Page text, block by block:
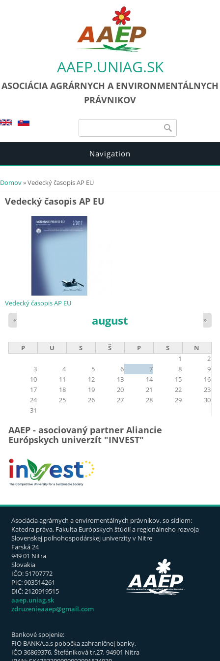
AAEP.UNIAG.SK
ASOCIÁCIA AGRÁRNYCH A ENVIRONMENTÁLNYCH
PRÁVNIKOV
Vyhľadávanie
Navigation
Nachádzate sa tu
Domov» Vedecký časopis AP EU
Vedecký časopis AP EU
Vedecký časopis AP EU
august
« »
P U S Š P S
N
1
2
3
4 5 6 7 8
9
10
11 12 13 14 15
16
17
18 19 20 21 22
23
24
25 26 27 28 29
30
31
AAEP - asociovaný partner Aliancie
Európskych univerzít "INVEST"
Asociácia agrárnych a enviromentálnych právnikov, so sídlom:
Katedra práva, Fakulta Európskych štúdií a regionálneho rozvoja
Slovenskej poľnohospodárskej univerzity v Nitre
Farská 24
949 01 Nitra
Slovakia
IČO: 51707772
PIC: 903514261
DIČ: 2120919515
aaep.uniag.sk
zdruzenieaaep@gmail.com
Bankové spojenie:
FIO BANKA,a.s pobočka zahraničnej banky,
IČO 36869376, Štefániková tr.27, 94901 Nitra